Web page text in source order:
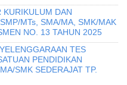
KURIKULUM DAN
MTs, SMA/MA, SMK/MAK
NO. 13 TAHUN 2025
TES
PENDIDIKAN
SMK SEDERAJAT TP.